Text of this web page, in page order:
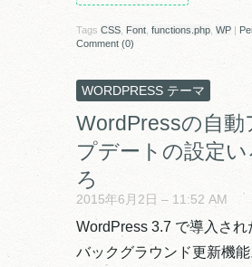
Tags CSS, Font, functions.php, WP
Comment (0)
WORDPRESS テーマ
WordPressの自動
プデートの設定い
ろ
2015年6月2日 – 11:52 AM
WordPress 3.7 で導入され
バックグラウンド更新機能